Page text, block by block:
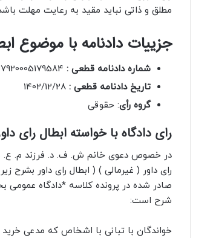
مطلق و ذاتی نباید مقید به رعایت مهلت
جزییات دادنامه با موضوع
شماره دادنامه قطعی :
تاریخ دادنامه قطعی : 1402/12/28
گروه رأی: حقوقی
رای دادگاه با خواسته ابطال رای
در خصوص دعوی خانم ش. ف. د. فرزند م. ع.
رای داور ( غیرمالی ) ( ابطال رای داور بشرح
شرح است:
خواندگان با تبانی با اشخاص که مدعی